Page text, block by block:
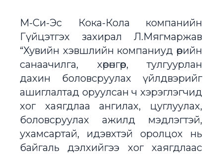
М-Си-Эс Кока-Кола компанийн
Гүйцэтгэх захирал Л.Мягмаржав
“Хувийн хэвшлийн компаниуд өөрийн
санаачилга, хөрөнгөөр, тулгуурлан
дахин боловсруулах үйлдвэрийг
ашиглалтад оруулсан ч хэрэглэгчид
хог хаягдлаа ангилах, цуглуулах,
боловсруулах ажилд мэдлэгтэй,
ухамсартай, идэвхтэй оролцох нь
байгаль дэлхийгээ хог хаягдлаас